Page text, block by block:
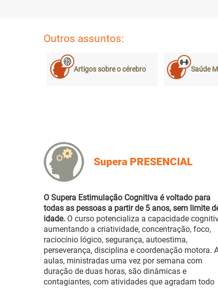
Outros assuntos:
Artigos sobre o cérebro Saúde
Supera PRESENCIAL
O Supera Estimulação Cognitiva é voltado para
todas as pessoas a partir de 5 anos, sem limite
idade. O curso potencializa a capacidade
aumentando a criatividade, concentração, foco,
raciocínio lógico, segurança, autoestima,
perseverança, disciplina e coordenação motora.
aulas, ministradas uma vez por semana com
duração de duas horas, são dinâmicas e
contagiantes, com atividades que agradam todo